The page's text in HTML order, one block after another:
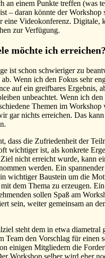
an einem Punkte treffen (was
– daran könnte der Workshop
eine Videokonferenz. Digitale,
zur Verfügung.
möchte ich erreichen?
ist schon schwieriger zu
Wenn ich den Fokus sehr
auf ein greifbares Ergebnis,
unbeachtet. Wenn ich
Themen im Workshop
gar nichts erreichen. Das
dass die Zufriedenheit der
wichtiger ist, als konkrete
nicht erreicht wurde, kann
werden. Ein
wichtiger Baustein um die
dem Thema zu erzeugen.
sollen Spaß am
sein, weiter gemeinsam an
steht dem in etwa diametral
Team den Vorschlag für einen
einigen Mitgliedern die
Workshop selber wird eher